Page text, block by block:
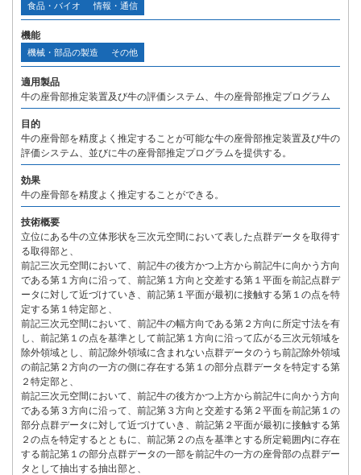
食品・バイオ 情報・通信
機能
機械・部品の製造 その他
適用製品
牛の座骨部推定装置及び牛の評価システム、牛の座骨部推定プログラム
目的
牛の座骨部を精度よく推定することが可能な牛の座骨部推定装置及び牛の
評価システム、並びに牛の座骨部推定プログラムを提供する。
効果
牛の座骨部を精度よく推定することができる。
技術概要
立位にある牛の立体形状を三次元空間において表した点群データを取得す
る取得部と、
前記三次元空間において、前記牛の後方かつ上方から前記牛に向かう方向
である第１方向に沿って、前記第１方向と交差する第１平面を前記点群デ
ータに対して近づけていき、前記第１平面が最初に接触する第１の点を特
定する第１特定部と、
前記三次元空間において、前記牛の幅方向である第２方向に所定寸法を有
し、前記第１の点を基準として前記第１方向に沿って広がる三次元領域を
除外領域とし、前記除外領域に含まれない点群データのうち前記除外領域
の前記第２方向の一方の側に存在する第１の部分点群データを特定する第
２特定部と、
前記三次元空間において、前記牛の後方かつ上方から前記牛に向かう方向
である第３方向に沿って、前記第３方向と交差する第２平面を前記第１の
部分点群データに対して近づけていき、前記第２平面が最初に接触する第
２の点を特定するとともに、前記第２の点を基準とする所定範囲内に存在
する前記第１の部分点群データの一部を前記牛の一方の座骨部の点群デー
タとして抽出する抽出部と、